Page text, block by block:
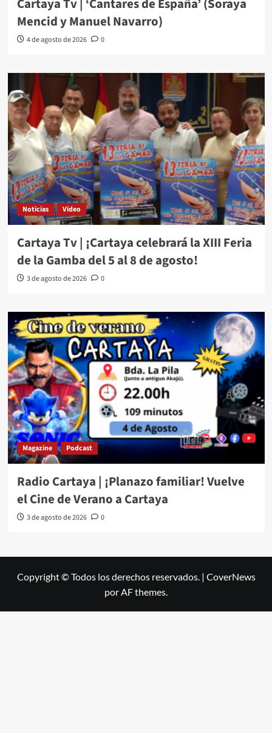
Cartaya Tv | ‘Cantares de España’ (Soraya
Mencid y Manuel Navarro)
4 de agosto de 2026 0
Noticias Video
Cartaya Tv | ¡Cartaya celebrará la XIII Feria
de la Gamba del 5 al 8 de agosto!
3 de agosto de 2026 0
Magazine Podcast
Radio Cartaya | ¡Planazo familiar! Vuelve
el Cine de Verano a Cartaya
3 de agosto de 2026 0
Copyright © Todos los derechos reservados. | CoverNews
por AF themes.